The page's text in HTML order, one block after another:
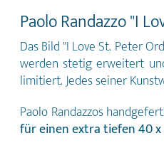
Paolo Randazzo "I
Das Bild "I Love St. Peter
werden stetig erweitert
limitiert. Jedes seiner
Paolo Randazzos
für einen extra tiefen 40